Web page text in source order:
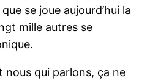
se joue aujourd’hui la
mille autres se
nous qui parlons, ça ne